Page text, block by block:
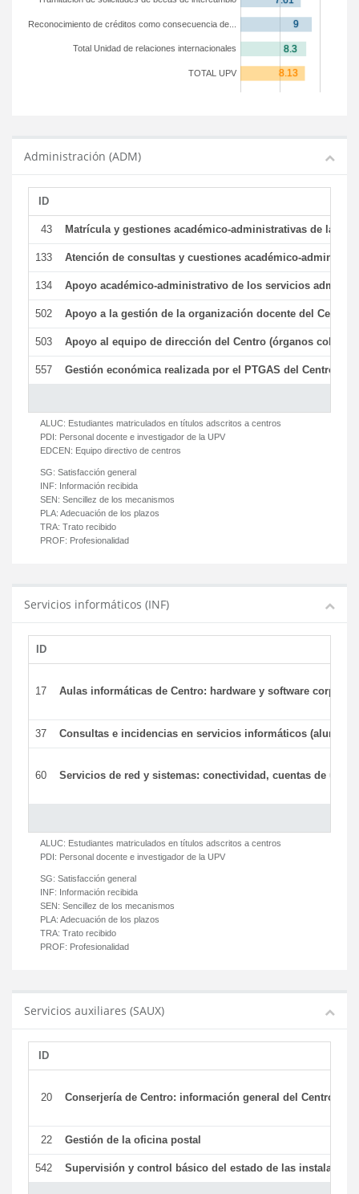
TOTAL UPV
Total Unidad de relaciones internacionales
Reconocimiento de créditos como consecuencia de...
Administración (ADM)
ID
43 Matrícula y gestiones académico-administrativas de la
133 Atención de consultas y cuestiones académico-
134 Apoyo académico-administrativo de los servicios
502 Apoyo a la gestión de la organización docente del Centro
503 Apoyo al equipo de dirección del Centro (órganos
557 Gestión económica realizada por el PTGAS del Centro
ALUC: Estudiantes matriculados en títulos adscritos a centros
PDI: Personal docente e investigador de la UPV
EDCEN: Equipo directivo de centros
SG: Satisfacción general
INF: Información recibida
SEN: Sencillez de los mecanismos
PLA: Adecuación de los plazos
TRA: Trato recibido
PROF: Profesionalidad
Servicios informáticos (INF)
ID
17 Aulas informáticas de Centro: hardware y software
37 Consultas e incidencias en servicios informáticos (alumnos)
60 Servicios de red y sistemas: conectividad, cuentas de
ALUC: Estudiantes matriculados en títulos adscritos a centros
PDI: Personal docente e investigador de la UPV
SG: Satisfacción general
INF: Información recibida
SEN: Sencillez de los mecanismos
PLA: Adecuación de los plazos
TRA: Trato recibido
PROF: Profesionalidad
Servicios auxiliares (SAUX)
ID
20 Conserjería de Centro: información general del Centro y
22 Gestión de la oficina postal
542 Supervisión y control básico del estado de las